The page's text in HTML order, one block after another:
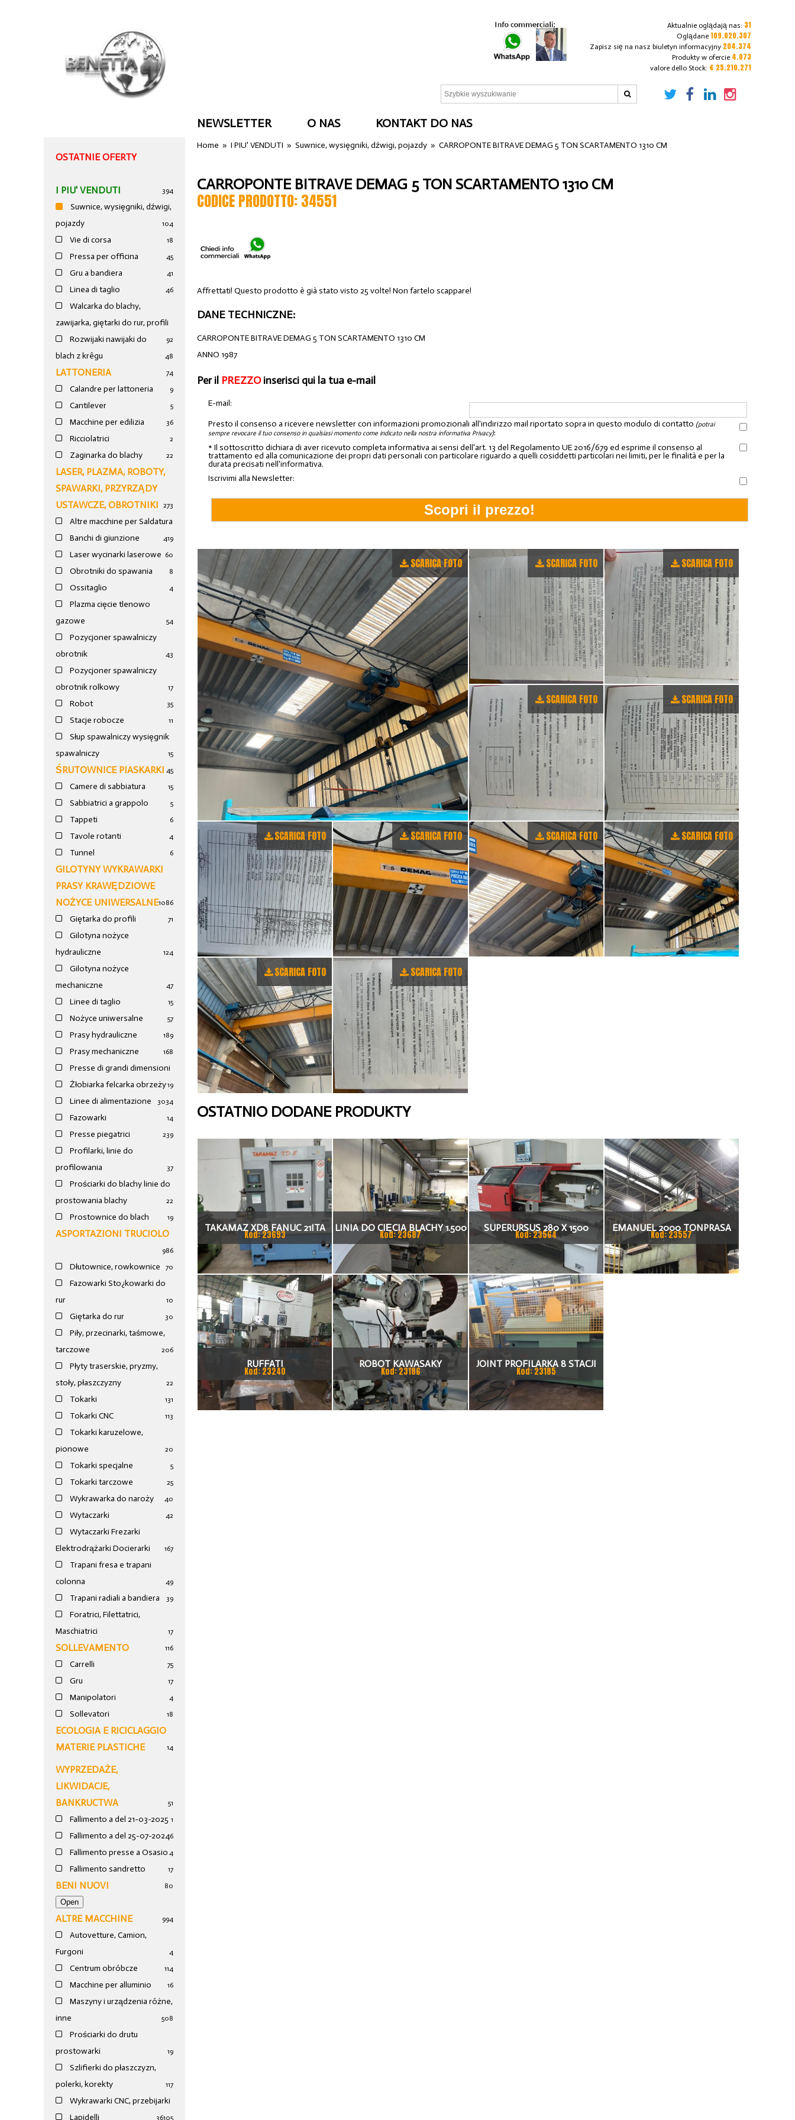
Aktualnie oglądają nas: 31
Oglądane 109.020.307
Zapisz się na nasz biuletyn informacyjny 204.374
Produkty w ofercie 4.073
valore dello Stock: € 25.210.271
NEWSLETTER O NAS KONTAKT DO NAS
OSTATNIE OFERTY
I PIU' VENDUTI 394
Suwnice, wysięgniki, dźwigi,
pojazdy
104
Vie di corsa 18
Pressa per officina 45
Gru a bandiera 41
Linea di taglio 46
Walcarka do blachy,
zawijarka, giętarki do rur, profili
92
Rozwijaki nawijaki do
blach z krêgu
48
LATTONERIA 74
Calandre per lattoneria 9
Cantilever 5
Macchine per edilizia 36
Ricciolatrici 2
Zaginarka do blachy 22
LASER, PLAZMA, ROBOTY,
SPAWARKI, PRZYRZĄDY
USTAWCZE, OBROTNIKI
273
Altre macchine per Saldatura
19
Banchi di giunzione 4
Laser wycinarki laserowe 60
Obrotniki do spawania 8
Ossitaglio 4
Plazma cięcie tlenowo
gazowe
54
Pozycjoner spawalniczy
obrotnik
43
Pozycjoner spawalniczy
obrotnik rolkowy
17
Robot 35
Stacje robocze 11
Słup spawalniczy wysięgnik
spawalniczy
15
ŚRUTOWNICE PIASKARKI 45
Camere di sabbiatura 15
Sabbiatrici a grappolo 5
Tappeti 6
Tavole rotanti 4
Tunnel 6
GILOTYNY WYKRAWARKI
PRASY KRAWĘDZIOWE
NOŻYCE UNIWERSALNE1086
Giętarka do profili 71
Gilotyna nożyce
hydrauliczne
124
Gilotyna nożyce
mechaniczne
47
Linee di taglio 15
Nożyce uniwersalne 57
Prasy hydrauliczne 189
Prasy mechaniczne 168
Presse di grandi dimensioni
19
Żłobiarka felcarka obrzeży
34
Linee di alimentazione 30
Fazowarki 14
Presse piegatrici 239
Profilarki, linie do
profilowania
37
Prościarki do blachy linie do
prostowania blachy
22
Prostownice do blach 19
ASPORTAZIONI TRUCIOLO
986
Dłutownice, rowkownice 70
Fazowarki Sto¿kowarki do
rur
10
Giętarka do rur 30
Piły, przecinarki, taśmowe,
tarczowe
206
Płyty traserskie, pryzmy,
stoły, płaszczyzny
22
Tokarki 131
Tokarki CNC 113
Tokarki karuzelowe,
pionowe
20
Tokarki specjalne 5
Tokarki tarczowe 25
Wykrawarka do naroży 40
Wytaczarki 42
Wytaczarki Frezarki
Elektrodrążarki Docierarki
167
Trapani fresa e trapani
colonna
49
Trapani radiali a bandiera 39
Foratrici, Filettatrici,
Maschiatrici
17
SOLLEVAMENTO 116
Carrelli 75
Gru 17
Manipolatori 4
Sollevatori 18
ECOLOGIA E RICICLAGGIO
MATERIE PLASTICHE
14
WYPRZEDAŻE,
LIKWIDACJE,
BANKRUCTWA
51
Fallimento a del 21-03-2025 1
Fallimento a del 25-07-20246
Fallimento presse a Osasio 4
Fallimento sandretto 17
BENI NUOVI 80
ALTRE MACCHINE 994
Autovetture, Camion,
Furgoni
4
Centrum obróbcze 114
Macchine per alluminio 16
Maszyny i urządzenia różne,
inne
508
Prościarki do drutu
prostowarki
19
Szlifierki do płaszczyzn,
polerki, korekty
117
Wykrawarki CNC, przebijarki
105
Lapidelli 36
Home »I PIU' VENDUTI »Suwnice, wysięgniki, dźwigi, pojazdy »CARROPONTE BITRAVE DEMAG 5 TON SCARTAMENTO 1310 CM
CARROPONTE BITRAVE DEMAG 5 TON SCARTAMENTO 1310 CM
CODICE PRODOTTO: 34551
Affrettati! Questo prodotto è già stato visto 25 volte! Non fartelo scappare!
DANE TECHNICZNE:
CARROPONTE BITRAVE DEMAG 5 TON SCARTAMENTO 1310 CM
ANNO 1987
Per il PREZZOinserisci qui la tua e-mail
E-mail:
Presto il consenso a ricevere newsletter con informazioni promozionali all'indirizzo mail riportato sopra in questo modulo di contatto (potrai
sempre revocare il tuo consenso in qualsiasi momento come indicato nella nostra informativa Privacy):
* Il sottoscritto dichiara di aver ricevuto completa informativa ai sensi dell'art. 13 del Regolamento UE 2016/679 ed esprime il consenso al
trattamento ed alla comunicazione dei propri dati personali con particolare riguardo a quelli cosiddetti particolari nei limiti, per le finalità e per la
durata precisati nell'informativa.
Iscrivimi alla Newsletter:
SCARICA FOTO SCARICA FOTO SCARICA FOTO
SCARICA FOTO SCARICA FOTO
SCARICA FOTO SCARICA FOTO SCARICA FOTO SCARICA FOTO
SCARICA FOTO SCARICA FOTO
OSTATNIO DODANE PRODUKTY
TAKAMAZ XD8 FANUC 21ITA
TOKARKA CNC
Kod: 23693
LINIA DO CIĘCIA BLACHY 1.500
X 1,5 (2,5) MM
Kod: 23687
SUPERURSUS 280 X 1500
TOKARKA
Kod: 23564
EMANUEL 2000 TONPRASA
HYDRAULICZNA 3200 X 2000
Kod: 23557
RUFFATI
Kod: 23240
ROBOT KAWASAKY
Kod: 23186
JOINT PROFILARKA 8 STACJI
Kod: 23185